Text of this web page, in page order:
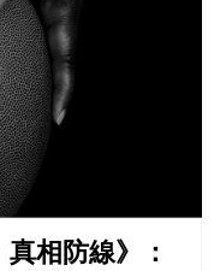
真相防線》：